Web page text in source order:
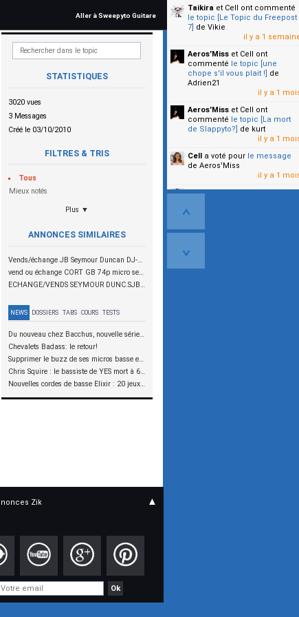
Aller à Sweepyto Guitare
STATISTIQUES
3020 vues
3 Messages
Créé le 03/10/2010
FILTRES & TRIS
Tous
Mieux notés
Plus ▼
ANNONCES SIMILAIRES
Vends/échange JB Seymour Duncan DJ-180
vend ou échange CORT GB 74p micro seymourd duncan SMB4A et SJB1 300 euro
ECHANGE/VENDS SEYMOUR DUNC.SJB2 : 90 € !!!!!
NEWS DOSSIERS TABS COURS TESTS
Du nouveau chez Bacchus, nouvelle série SCD
Chevalets Badass: le retour!
Supprimer le buzz de ses micros basse en reliant les aimants à la masse
Chris Squire : le bassiste de YES mort à 67 ans
Nouvelles cordes de basse Elixir : 20 jeux à tester !
Taikira et Cell ont commenté
le topic [Le Topic du Freepost
7] de Vikie
il y a 1
Aeros'Miss et Cell ont
commenté le topic [une
chope s'il vous plait !] de
Adrien21
il y a 1
Aeros'Miss et Cell ont
commenté le topic [La mort
de Slappyto?] de kurt
il y a 1
Cell a voté pour le message
de Aeros'Miss
il y a 1
Cella voté pourle message
Zik ▲